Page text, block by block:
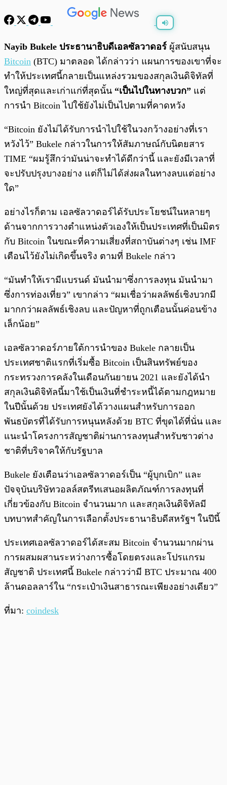
0:00/
Nayib Bukele ประธานาธิบดีเอลซัลวาดอร์ ผู้สนับสนุน
Bitcoin (BTC) มาตลอด ได้กล่าวว่า แผนการของเขาที่จะ
ทำให้ประเทศนี้กลายเป็นแหล่งรวมของสกุลเงินดิจิทัลที่
ใหญ่ที่สุดและเก่าแก่ที่สุดนั้น “เป็นไปในทางบวก” แต่
การนำ Bitcoin ไปใช้ยังไม่เป็นไปตามที่คาดหวัง
“Bitcoin ยังไม่ได้รับการนำไปใช้ในวงกว้างอย่างที่เรา
หวังไว้” Bukele กล่าวในการให้สัมภาษณ์กับนิตยสาร
TIME “ผมรู้สึกว่ามันน่าจะทำได้ดีกว่านี้ และยังมีเวลาที่
จะปรับปรุงบางอย่าง แต่ก็ไม่ได้ส่งผลในทางลบแต่อย่าง
ใด”
อย่างไรก็ตาม เอลซัลวาดอร์ได้รับประโยชน์ในหลายๆ
ด้านจากการวางตำแหน่งตัวเองให้เป็นประเทศที่เป็นมิตร
กับ Bitcoin ในขณะที่ความเสี่ยงที่สถาบันต่างๆ เช่น IMF
เตือนไว้ยังไม่เกิดขึ้นจริง ตามที่ Bukele กล่าว
“มันทำให้เรามีแบรนด์ มันนำมาซึ่งการลงทุน มันนำมา
ซึ่งการท่องเที่ยว” เขากล่าว “ผมเชื่อว่าผลลัพธ์เชิงบวกมี
มากกว่าผลลัพธ์เชิงลบ และปัญหาที่ถูกเตือนนั้นค่อนข้าง
เล็กน้อย”
เอลซัลวาดอร์ภายใต้การนำของ Bukele กลายเป็น
ประเทศชาติแรกที่เริ่มซื้อ Bitcoin เป็นสินทรัพย์ของ
กระทรวงการคลังในเดือนกันยายน 2021 และยังได้นำ
สกุลเงินดิจิทัลนี้มาใช้เป็นเงินที่ชำระหนี้ได้ตามกฎหมาย
ในปีนั้นด้วย ประเทศยังได้วางแผนสำหรับการออก
พันธบัตรที่ได้รับการหนุนหลังด้วย BTC ที่ขุดได้ที่นั่น และ
แนะนำโครงการสัญชาติผ่านการลงทุนสำหรับชาวต่าง
ชาติที่บริจาคให้กับรัฐบาล
Bukele ยังเตือนว่าเอลซัลวาดอร์เป็น “ผู้บุกเบิก” และ
ปัจจุบันบริษัทวอลล์สตรีทเสนอผลิตภัณฑ์การลงทุนที่
เกี่ยวข้องกับ Bitcoin จำนวนมาก และสกุลเงินดิจิทัลมี
บทบาทสำคัญในการเลือกตั้งประธานาธิบดีสหรัฐฯ ในปีนี้
ประเทศเอลซัลวาดอร์ได้สะสม Bitcoin จำนวนมากผ่าน
การผสมผสานระหว่างการซื้อโดยตรงและโปรแกรม
สัญชาติ ประเทศนี้ Bukele กล่าวว่ามี BTC ประมาณ 400
ล้านดอลลาร์ใน “กระเป๋าเงินสาธารณะเพียงอย่างเดียว”
ที่มา: coindesk